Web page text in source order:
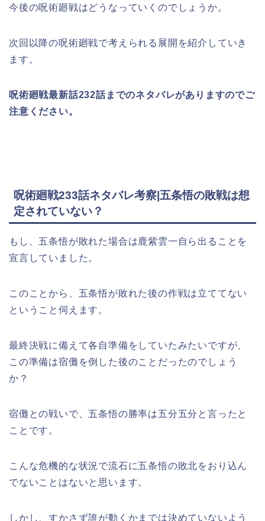
今後の呪術廻戦はどうなっていくのでしょうか。
次回以降の呪術廻戦で考えられる展開を紹介していき
ます。
呪術廻戦最新話232話までのネタバレがありますのでご
注意ください。
呪術廻戦233話ネタバレ考察|五条悟の敗戦は想
定されていない？
もし、五条悟が敗れた場合は鹿紫雲一自ら出ることを
宣言していました。
このことから、五条悟が敗れた後の作戦は立ててない
ということ伺えます。
最終決戦に備えて各自準備をしていたみたいですが、
この準備は宿儺を倒した後のことだったのでしょう
か？
宿儺との戦いで、五条悟の勝率は五分五分と言ったと
ことです。
こんな危機的な状況で流石に五条悟の敗北をおり込ん
でないことはないと思います。
しかし、すかさず誰が動くかまでは決めていないよう